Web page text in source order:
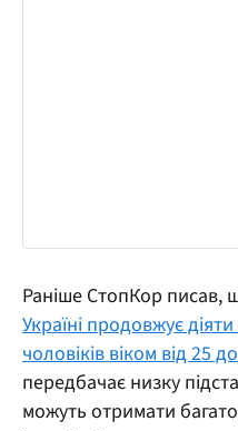
Раніше СтопКор писав,
Україні продовжує
чоловіків віком від 25
передбачає низку
можуть отримати